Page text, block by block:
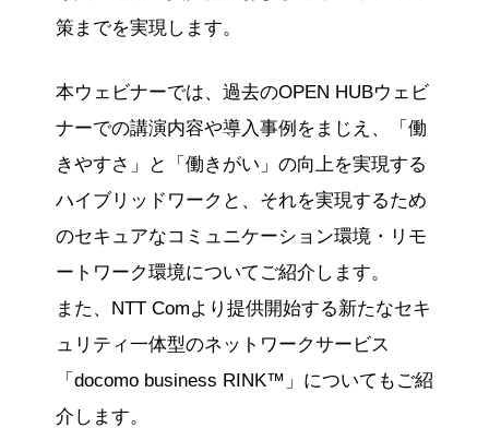
策までを実現します。
本ウェビナーでは、過去のOPEN HUBウェビ
ナーでの講演内容や導入事例をまじえ、「働
きやすさ」と「働きがい」の向上を実現する
ハイブリッドワークと、それを実現するため
のセキュアなコミュニケーション環境・リモ
ートワーク環境についてご紹介します。
また、NTT Comより提供開始する新たなセキ
ュリティ一体型のネットワークサービス
「docomo business RINK™」についてもご紹
介します。